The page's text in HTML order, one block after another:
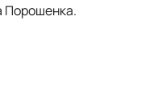
Порошенка.